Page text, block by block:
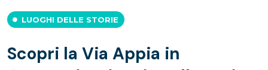
LUOGHI DELLE STORIE
Scopri la Via Appia in